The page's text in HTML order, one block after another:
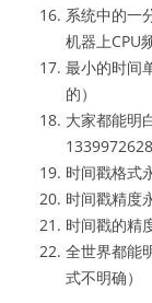
系统中的一
机器上CPU
最小的时间
的）
大家都能明
时间戳格式
时间戳精度
时间戳的精
全世界都能
式不明确）